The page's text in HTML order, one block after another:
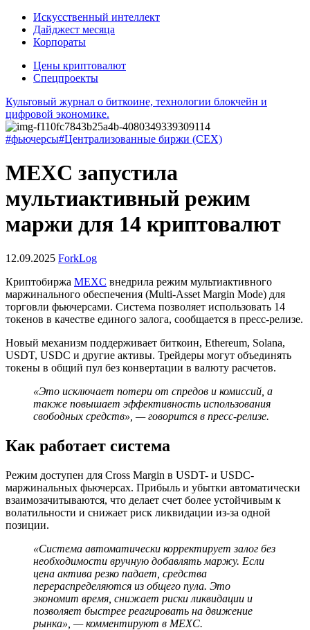
Искусственный интеллект
Дайджест месяца
Корпораты
Цены криптовалют
Спецпроекты
Культовый журнал о биткоине, технологии блокчейн и
цифровой экономике.
#фьючерсы#Централизованные биржи (CEX)
MEXC запустила
мультиактивный режим
маржи для 14 криптовалют
12.09.2025 ForkLog
Криптобиржа MEXC внедрила режим мультиактивного
маржинального обеспечения (Multi-Asset Margin Mode) для
торговли фьючерсами. Система позволяет использовать 14
токенов в качестве единого залога, сообщается в пресс-релизе.
Новый механизм поддерживает биткоин, Ethereum, Solana,
USDT, USDC и другие активы. Трейдеры могут объединять
токены в общий пул без конвертации в валюту расчетов.
«Это исключает потери от спредов и комиссий, а
также повышает эффективность использования
свободных средств», — говорится в пресс-релизе.
Как работает система
Режим доступен для Cross Margin в USDT- и USDC-
маржинальных фьючерсах. Прибыль и убытки автоматически
взаимозачитываются, что делает счет более устойчивым к
волатильности и снижает риск ликвидации из-за одной
позиции.
«Система автоматически корректирует залог без
необходимости вручную добавлять маржу. Если
цена актива резко падает, средства
перераспределяются из общего пула. Это
экономит время, снижает риски ликвидации и
позволяет быстрее реагировать на движение
рынка», — комментируют в MEXC.